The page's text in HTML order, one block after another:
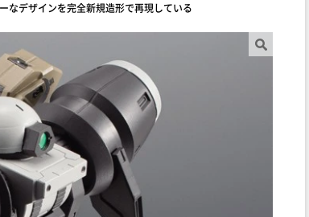
なデザインを完全新規造形で再現している